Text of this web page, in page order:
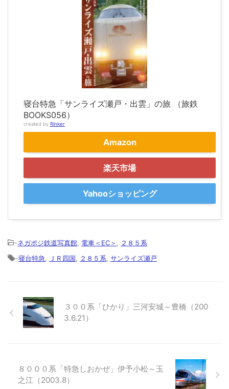
寝台特急「サンライズ瀬戸・出雲」の旅 （旅鉄
BOOKS056）
created by Rinker
Amazon
楽天市場
Yahooショッピング
-ネガポジ鉄道写真館 電車＜EC＞
２８５系
-寝台特急 ＪＲ四国 ２８５系 サンライズ瀬戸
３００系「ひかり」三河安城～豊橋（200
3.6.21）
８０００系「特急しおかぜ」伊予小松～玉
之江（2003.8）